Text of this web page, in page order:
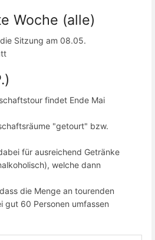
Woche (alle)
Sitzung am 08.05.
findet Ende Mai
"getourt" bzw.
für ausreichend Getränke
welche dann
die Menge an tourenden
gut 60 Personen umfassen